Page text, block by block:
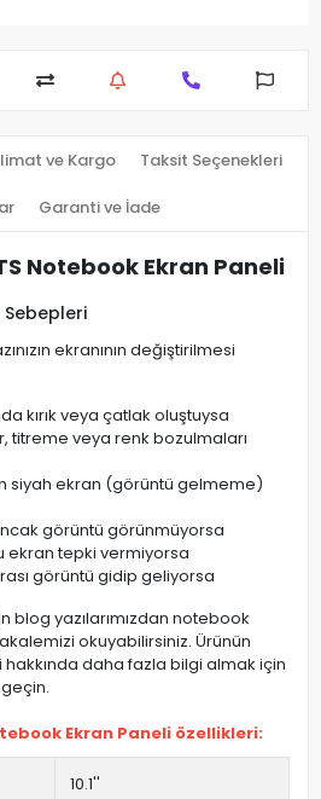
ve Kargo Taksit Seçenekleri
Garanti ve İade
Notebook Ekran Paneli
Sebepleri
ekranının değiştirilmesi
kırık veya çatlak oluştuysa
titreme veya renk bozulmaları
siyah ekran (görüntü gelmeme)
görüntü görünmüyorsa
ekran tepki vermiyorsa
görüntü gidip geliyorsa
blog yazılarımızdan notebook
okuyabilirsiniz. Ürünün
daha fazla bilgi almak için
Ekran Paneli özellikleri:
10.1''